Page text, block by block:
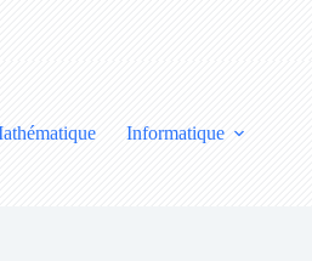
Informatique